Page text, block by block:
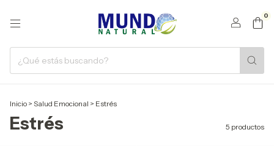
0
Inicio > Salud Emocional > Estrés
Estrés 5 productos